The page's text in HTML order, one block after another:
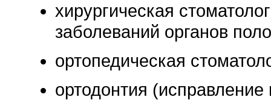
хирургическая
заболеваний органов
ортопедическая
ортодонтия (исправление